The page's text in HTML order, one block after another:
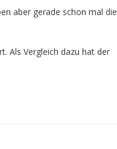
aber gerade schon mal die
Als Vergleich dazu hat der